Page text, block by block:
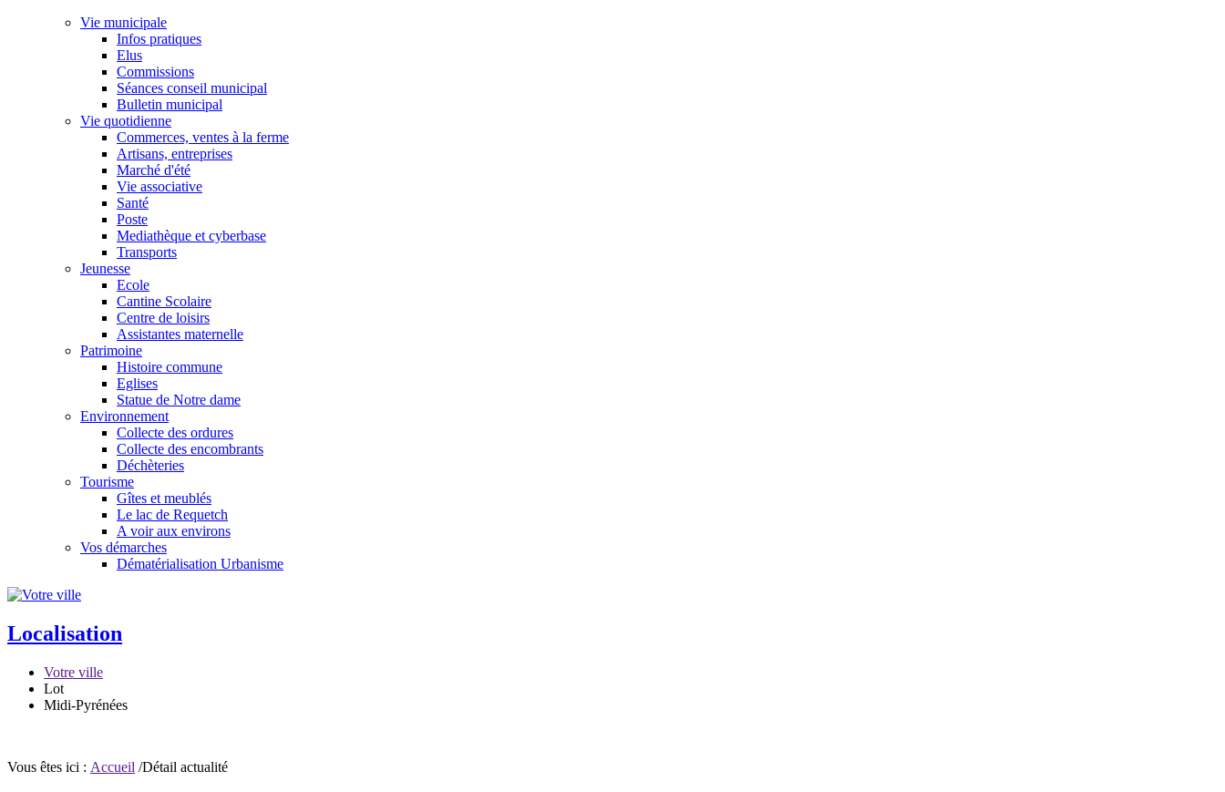
Vie municipale
Infos pratiques
Elus
Commissions
Séances conseil municipal
Bulletin municipal
Vie quotidienne
Commerces, ventes à la ferme
Artisans, entreprises
Marché d'été
Vie associative
Santé
Poste
Mediathèque et cyberbase
Transports
Jeunesse
Ecole
Cantine Scolaire
Centre de loisirs
Assistantes maternelle
Patrimoine
Histoire commune
Eglises
Statue de Notre dame
Environnement
Collecte des ordures
Collecte des encombrants
Déchèteries
Tourisme
Gîtes et meublés
Le lac de Requetch
A voir aux environs
Vos démarches
Dématérialisation Urbanisme
Localisation
Votre ville
Lot
Midi-Pyrénées
Vous êtes ici : Accueil /Détail actualité